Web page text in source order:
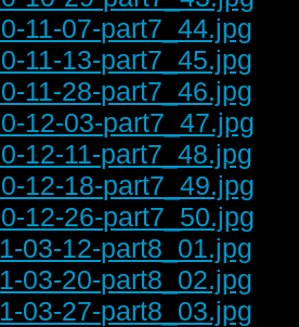
11-07-part7_44.jpg
11-13-part7_45.jpg
11-28-part7_46.jpg
12-03-part7_47.jpg
12-11-part7_48.jpg
12-18-part7_49.jpg
12-26-part7_50.jpg
03-12-part8_01.jpg
03-20-part8_02.jpg
03-27-part8_03.jpg